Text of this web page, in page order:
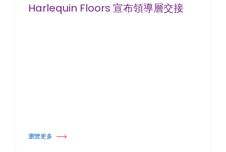
Harlequin Floors 宣布領導層交接
瀏覽更多
關於 Harlequin Floors 宣布領導層交接